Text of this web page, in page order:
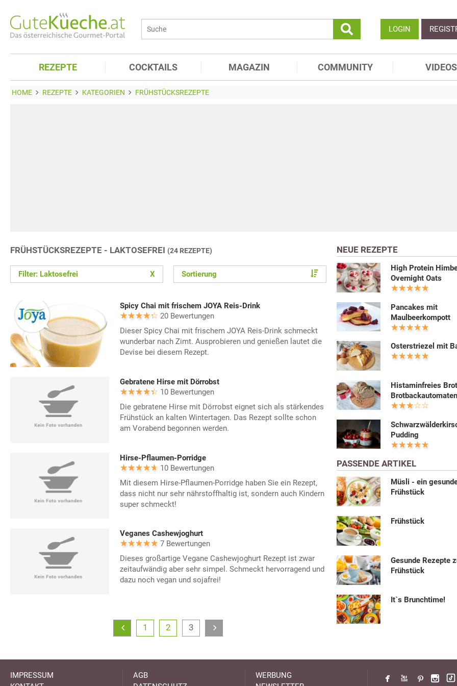
LOGIN
REZEPTE COCKTAILS MAGAZIN COMMUNITY VIDEOS
HOME REZEPTE KATEGORIEN FRÜHSTÜCKSREZEPTE
FRÜHSTÜCKSREZEPTE - LAKTOSEFREI (24 REZEPTE)
Filter: Laktosefrei X Sortierung
Spicy Chai mit frischem JOYA Reis-Drink
20 Bewertungen
Dieser Spicy Chai mit frischem JOYA Reis-Drink schmeckt
wunderbar nach Zimt. Ausprobieren und genießen lautet die
Devise bei diesem Rezept.
Gebratene Hirse mit Dörrobst
10 Bewertungen
Die gebratene Hirse mit Dörrobst eignet sich als stärkendes
Frühstück an kalten Wintertagen. Das Rezept sollte schon
am Vorabend begonnen werden.
Hirse-Pflaumen-Porridge
10 Bewertungen
Mit diesem Hirse-Pflaumen-Porridge haben Sie ein Rezept,
dass nicht nur sehr nährstoffhaltig ist, sondern auch Kindern
super schmeckt!
Veganes Cashewjoghurt
7 Bewertungen
Dieses großartige Vegane Cashewjoghurt Rezept ist zwar
zeitaufwändig aber sehr simpel. Schmeckt hervorragend und
dazu noch vegan und sojafrei!
1 2 3
NEUE REZEPTE
High Protein
Overnight Oats
Pancakes mit
Maulbeerkompott
Osterstriezel mit
Histaminfreies
Brotbackautomaten
Pudding
PASSENDE ARTIKEL
Müsli - ein
Frühstück
Frühstück
Gesunde Rezepte
Frühstück
It`s Brunchtime!
IMPRESSUM
AGB
WERBUNG